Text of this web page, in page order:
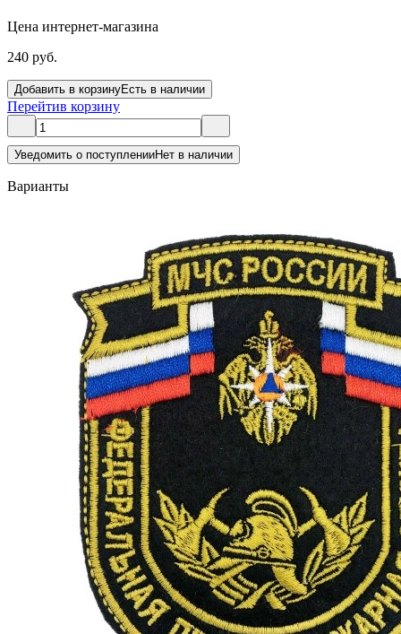
Цена интернет-магазина
240 руб.
Добавить в корзинуЕсть в наличии
Перейтив корзину
Уведомить о поступленииНет в наличии
Варианты